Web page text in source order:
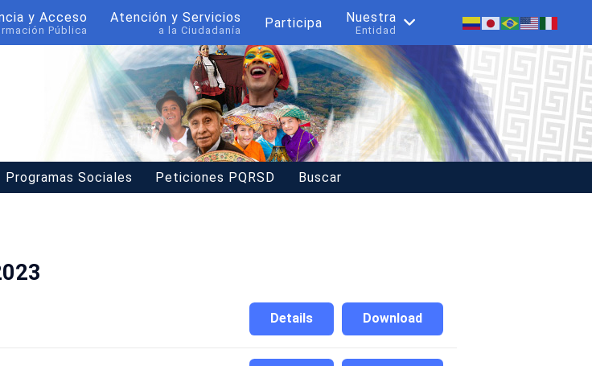
y Acceso
Pública
Atención y Servicios
a la Ciudadanía Participa Nuestra
Entidad
Programas Sociales Peticiones PQRSD Buscar
Download
Details